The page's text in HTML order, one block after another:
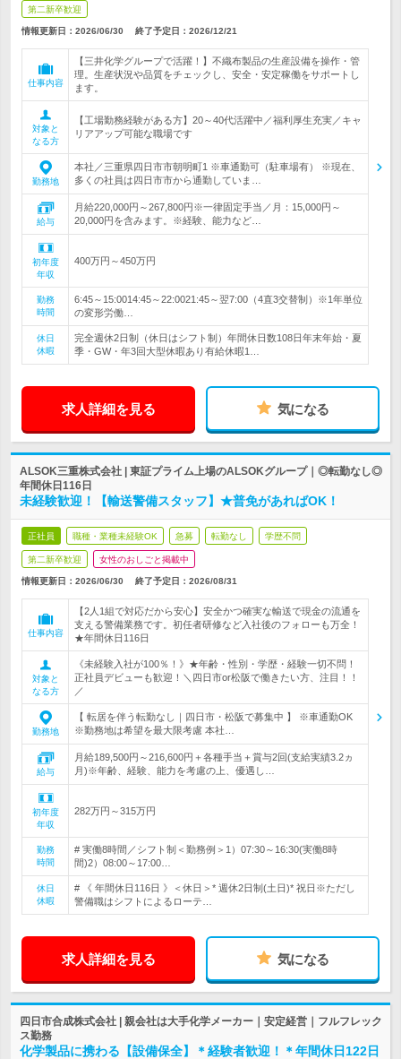
第二新卒歓迎
情報更新日：2026/06/30 終了予定日： 2026/12/21
仕事内容
【三井化学グループで活躍！】不織布製品の生産設備を操作・管
理。生産状況や品質をチェックし、安全・安定稼働をサポートし
ます。
対象と
なる方
【工場勤務経験がある方】20～40代活躍中／福利厚生充実／キャ
リアアップ可能な職場です
勤務地
本社／三重県四日市市朝明町1 ※車通勤可（駐車場有） ※現在、
多くの社員は四日市市から通勤していま…
給与
月給220,000円～267,800円※一律固定手当／月：15,000円～
20,000円を含みます。※経験、能力など…
初年度
年収
400万円～450万円
勤務
時間
6:45～15:0014:45～22:0021:45～翌7:00（4直3交替制）※1年単位
の変形労働…
休日
休暇
完全週休2日制（休日はシフト制）年間休日数108日年末年始・夏
季・GW・年3回大型休暇あり有給休暇1…
求人詳細を見る 気になる
ALSOK三重株式会社 | 東証プライム上場のALSOKグループ｜◎転勤なし◎
年間休日116日
未経験歓迎！【輸送警備スタッフ】★普免があればOK！
正社員 職種・業種未経験OK 急募 転勤なし 学歴不問
第二新卒歓迎 女性のおしごと掲載中
情報更新日：2026/06/30 終了予定日： 2026/08/31
仕事内容
【2人1組で対応だから安心】安全かつ確実な輸送で現金の流通を
支える警備業務です。初任者研修など入社後のフォローも万全！
★年間休日116日
対象と
なる方
《未経験入社が100％！》★年齢・性別・学歴・経験一切不問！
正社員デビューも歓迎！＼四日市or松阪で働きたい方、注目！！
／
勤務地
【 転居を伴う転勤なし｜四日市・松阪で募集中 】 ※車通勤OK
※勤務地は希望を最大限考慮 本社…
給与
月給189,500円～216,600円＋各種手当＋賞与2回(支給実績3.2ヵ
月)※年齢、経験、能力を考慮の上、優遇し…
初年度
年収
282万円～315万円
勤務
時間
# 実働8時間／シフト制＜勤務例＞1）07:30～16:30(実働8時
間)2）08:00～17:00…
休日
休暇
# 《 年間休日116日 》＜休日＞* 週休2日制(土日)* 祝日※ただし
警備職はシフトによるローテ…
求人詳細を見る 気になる
四日市合成株式会社 | 親会社は大手化学メーカー｜安定経営｜フルフレック
ス勤務
化学製品に携わる【設備保全】＊経験者歓迎！＊年間休日122日